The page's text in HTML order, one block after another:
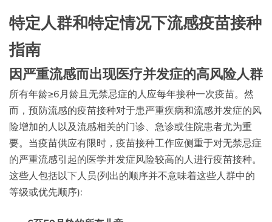
特定人群和特定情况下流感疫苗接种
指南
因严重流感而出现医疗并发症的高风险人群
所有年龄≥6月龄且无禁忌症的人应每年接种一次疫苗。然
而，预防流感的疫苗接种对于患严重疾病和流感并发症的风
险增加的人以及流感相关的门诊、急诊或住院患者尤为重
要。当疫苗供应有限时，疫苗接种工作应侧重于对无禁忌症
的严重流感引起的医学并发症风险较高的人进行疫苗接种。
这些人包括以下人员(列出的顺序并不意味着这些人群中的
等级或优先顺序):